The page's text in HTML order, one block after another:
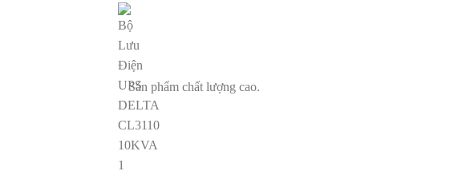
Sản phẩm chất lượng cao.